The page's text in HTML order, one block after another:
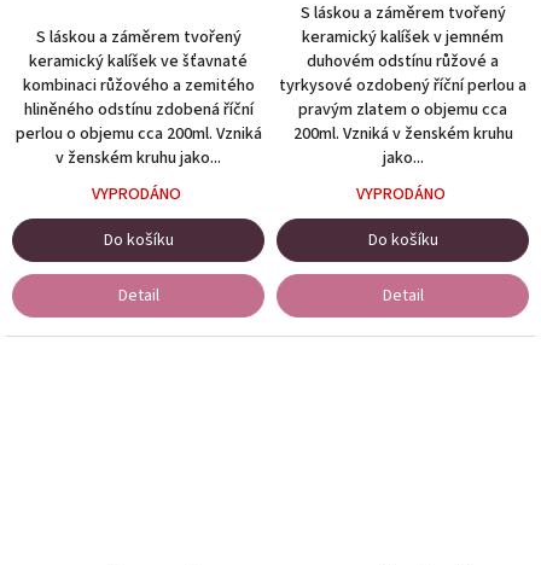
S láskou a záměrem tvořený
keramický kalíšek ve šťavnaté
kombinaci růžového a zemitého
hliněného odstínu zdobená říční
perlou o objemu cca 200ml. Vzniká
v ženském kruhu jako...
VYPRODÁNO
Do košíku
Detail
S láskou a záměrem tvořený
keramický kalíšek v jemném
duhovém odstínu růžové a
tyrkysové ozdobený říční perlou a
pravým zlatem o objemu cca
200ml. Vzniká v ženském kruhu
jako...
VYPRODÁNO
Do košíku
Detail